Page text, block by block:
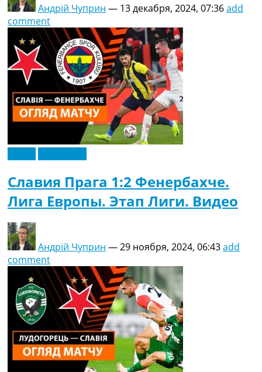
Андрій Чуприн — 13 декабря, 2024, 07:36add
comment
Славия Прага 1:2 Фенербахче.
Лига Европы. Этап Лиги. Видео
Андрій Чуприн —29 ноября, 2024, 06:43add
comment